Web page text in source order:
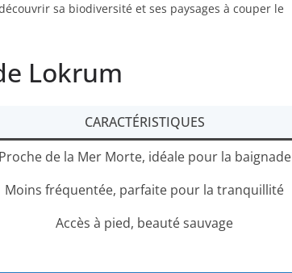
sa biodiversité et ses paysages à couper le
Lokrum
CARACTÉRISTIQUES
Proche de la Mer Morte, idéale pour la baignade
Moins fréquentée, parfaite pour la tranquillité
Accès à pied, beauté sauvage